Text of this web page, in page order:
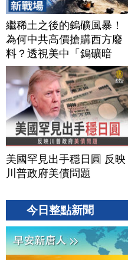
繼稀土之後的鎢礦風暴！
為何中共高價搶購西方廢
料？透視美中「鎢礦暗
戰」背後不為人知的資源
爭奪｜#財經新聞｜
20260804(二)
美國罕見出手穩日圓 反映
川普政府美債問題
今日整點新聞